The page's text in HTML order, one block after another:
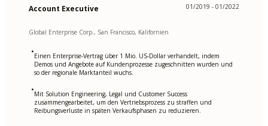
Account Executive 01/2019 - 01/2022
Global Enterprise Corp., San Francisco, Kalifornien
•Einen Enterprise-Vertrag über 1 Mio. US-Dollar verhandelt, indem
Demos und Angebote auf Kundenprozesse zugeschnitten wurden und
so der regionale Marktanteil wuchs.
•Mit Solution Engineering, Legal und Customer Success
zusammengearbeitet, um den Vertriebsprozess zu straffen und
Reibungsverluste in späten Verkaufsphasen zu reduzieren.